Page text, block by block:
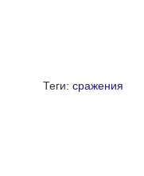
Теги: сражения